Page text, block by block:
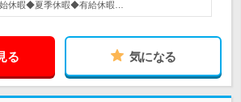
休暇◆夏季休暇◆有給休暇…
る 気になる